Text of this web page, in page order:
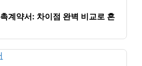
계약서: 차이점 완벽 비교로 혼